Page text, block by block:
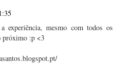
experiência, mesmo com todos os
próximo :p <3